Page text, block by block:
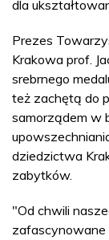
dla
Prezes
Krakowa prof.
srebrnego
też zachętą do
samorządem w
dziedzictwa
zabytków.
"Od chwili
zafascynowane